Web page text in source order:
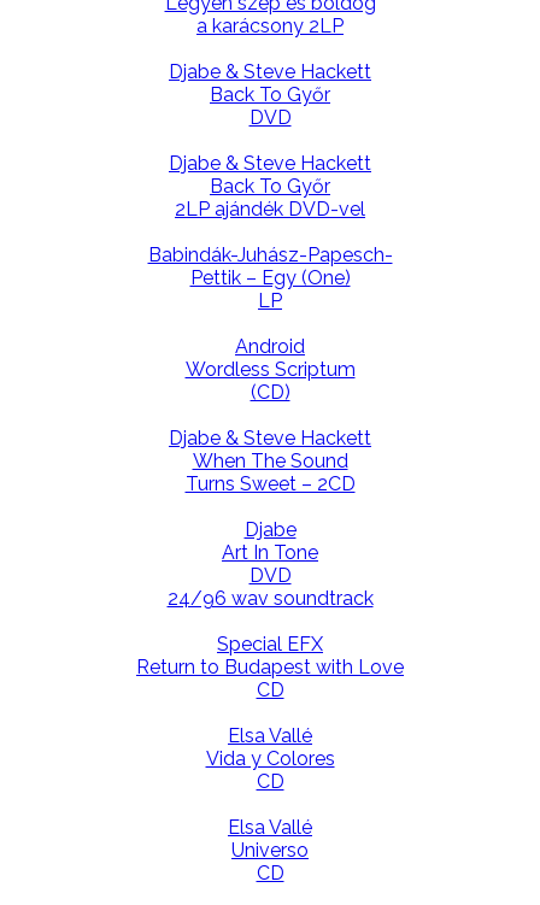
a karácsony 2LP
Djabe & Steve Hackett
Back To Győr
DVD
Djabe & Steve Hackett
Back To Győr
2LP ajándék DVD-vel
Babindák-Juhász-Papesch-
Pettik – Egy (One)
LP
Android
Wordless Scriptum
(CD)
Djabe & Steve Hackett
When The Sound
Turns Sweet – 2CD
Djabe
Art In Tone
DVD
24/96 wav soundtrack
Special EFX
Return to Budapest with Love
CD
Elsa Vallé
Vida y Colores
CD
Elsa Vallé
Universo
CD